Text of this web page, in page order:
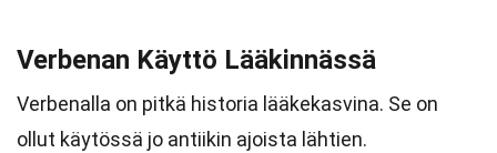
Verbenan Käyttö Lääkinnässä
Verbenalla on pitkä historia lääkekasvina. Se on
ollut käytössä jo antiikin ajoista lähtien.